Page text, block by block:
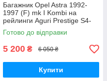
Багажник Opel Astra 1992-
1997 (F) mk I Kombi на
рейлинги Aguri Prestige S4-
1500B
Готово до відправки
5 200 ₴ 6 050 ₴
Купити